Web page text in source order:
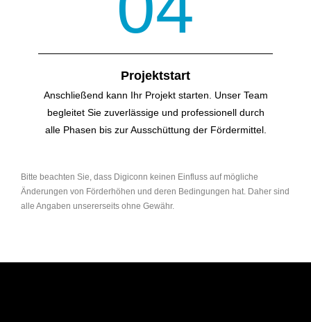
Projektstart
Anschließend kann Ihr Projekt starten. Unser Team
begleitet Sie zuverlässige und professionell durch
alle Phasen bis zur Ausschüttung der Fördermittel.
Bitte beachten Sie, dass Digiconn keinen Einfluss auf mögliche
Änderungen von Förderhöhen und deren Bedingungen hat. Daher sind
alle Angaben unsererseits ohne Gewähr.